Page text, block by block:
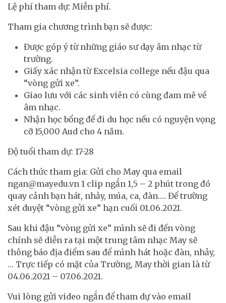
Lệ phí tham dự: Miễn phí.
Tham gia chương trình bạn sẽ được:
Được góp ý từ những giáo sư dạy âm nhạc từ
trường.
Giấy xác nhận từ Excelsia college nếu đậu qua
“vòng gửi xe”.
Giao lưu với các sinh viên có cùng đam mê về
âm nhạc.
Nhận học bổng để đi du học nếu có nguyện vọng
cỡ 15,000 Aud cho 4 năm.
Độ tuổi tham dự: 17-28
Cách thức tham gia: Gửi cho May qua email
ngan@mayedu.vn 1 clip ngắn 1,5 – 2 phút trong đó
quay cảnh bạn hát, nhảy, múa, ca, đàn…. Để trường
xét duyệt “vòng gửi xe” hạn cuối 01.06.2021.
Sau khi đậu “vòng gửi xe” mình sẽ đi đến vòng
chính sẽ diễn ra tại một trung tâm nhạc May sẽ
thông báo địa điểm sau để mình hát hoặc đàn, nhảy,
… Trực tiếp có mặt của Trường, May thời gian là từ
04.06.2021 – 07.06.2021.
Vui lòng gửi video ngắn để tham dự vào email